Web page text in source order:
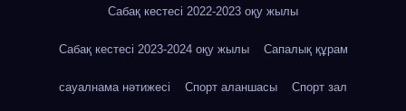
Сабақ кестесі 2022-2023 оқу жылы
Сабақ кестесі 2023-2024 оқу жылы Сапалық құрам
сауалнама нәтижесі Спорт аланшасы Спорт зал